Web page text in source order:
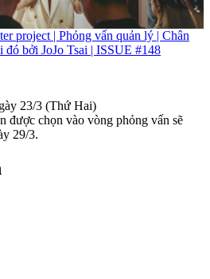
project | Phỏng vấn quản lý | Chân
đó bởi JoJo Tsai | ISSUE #148
23/3 (Thứ Hai)
được chọn vào vòng phỏng vấn sẽ
29/3.